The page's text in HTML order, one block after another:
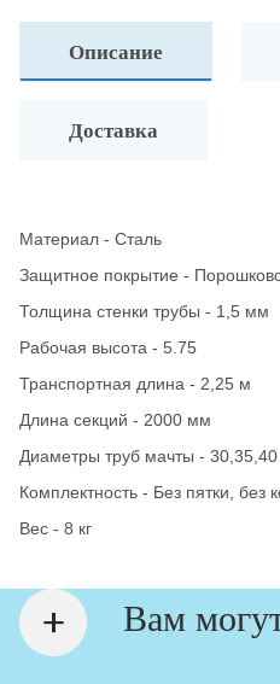
Описание
Доставка
Материал - Сталь
Защитное покрытие -
Толщина стенки трубы - 1,5 мм
Рабочая высота - 5.75
Транспортная длина - 2,25 м
Длина секций - 2000 мм
Диаметры труб мачты -
Комплектность - Без пятки, без
Вес - 8 кг
Вам